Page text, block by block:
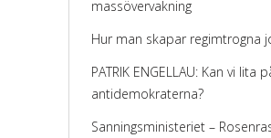
massövervakning
Hur man skapar regimtrogna
PATRIK ENGELLAU: Kan vi lita
antidemokraterna?
Sanningsministeriet –